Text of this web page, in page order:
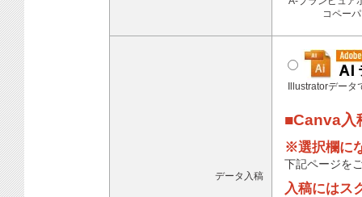
コペー
データ入稿
Illustratorデータ
■Canva入
※選択欄に
下記ページを
入稿にはス